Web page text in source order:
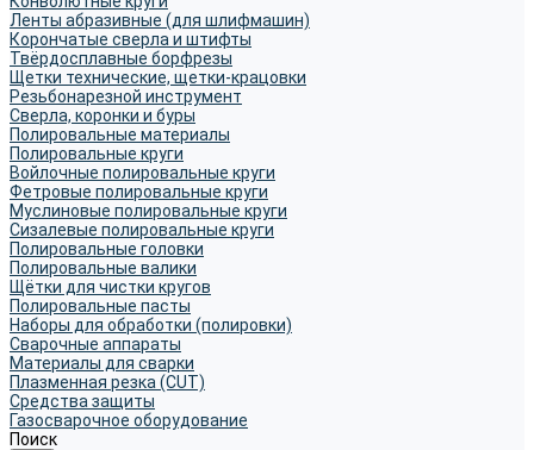
Ленты абразивные (для шлифмашин)
Корончатые сверла и штифты
Твёрдосплавные борфрезы
Щетки технические, щетки-крацовки
Резьбонарезной инструмент
Сверла, коронки и буры
Полировальные материалы
Полировальные круги
Войлочные полировальные круги
Фетровые полировальные круги
Муслиновые полировальные круги
Cизалевые полировальные круги
Полировальные головки
Полировальные валики
Щётки для чистки кругов
Полировальные пасты
Наборы для обработки (полировки)
Сварочные аппараты
Материалы для сварки
Плазменная резка (CUT)
Средства защиты
Газосварочное оборудование
Поиск